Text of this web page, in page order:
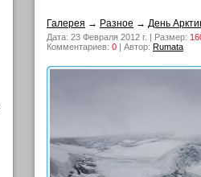
Галерея → Разное → День
Дата: 23 Февраля 2012 г. | Размер:
Комментариев: 0 | Автор: Rumata